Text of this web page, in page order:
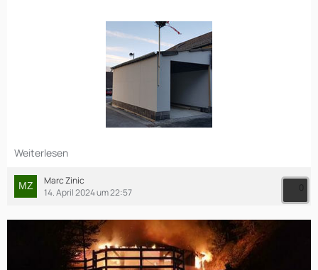
Weiterlesen
Marc Zinic
14. April 2024 um 22:57
0